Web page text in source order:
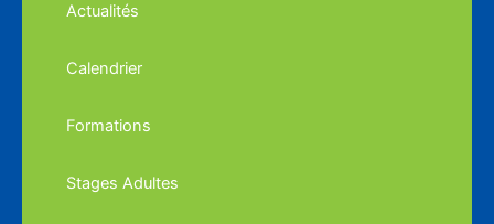
Actualités
Calendrier
Formations
Stages Adultes